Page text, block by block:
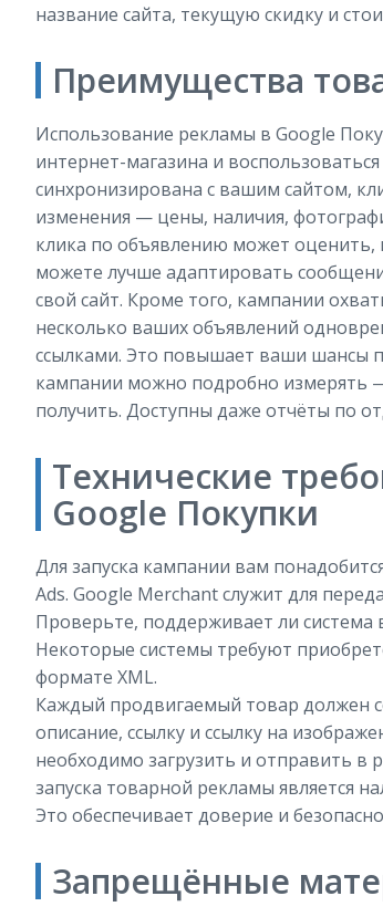
название сайта, текущую скидку и
Преимущества
Использование рекламы в Google
интернет-магазина и
синхронизирована с вашим сайтом,
изменения — цены, наличия,
клика по объявлению может
можете лучше адаптировать
свой сайт. Кроме того, кампании
несколько ваших объявлений
ссылками. Это повышает ваши шансы
кампании можно подробно измерять
получить. Доступны даже отчёты по
Технические
Google Покупки
Для запуска кампании вам
Ads. Google Merchant служит для
Проверьте, поддерживает ли
Некоторые системы требуют
формате XML.
Каждый продвигаемый товар должен
описание, ссылку и ссылку на
необходимо загрузить и отправить
запуска товарной рекламы является
Это обеспечивает доверие и
Запрещённые